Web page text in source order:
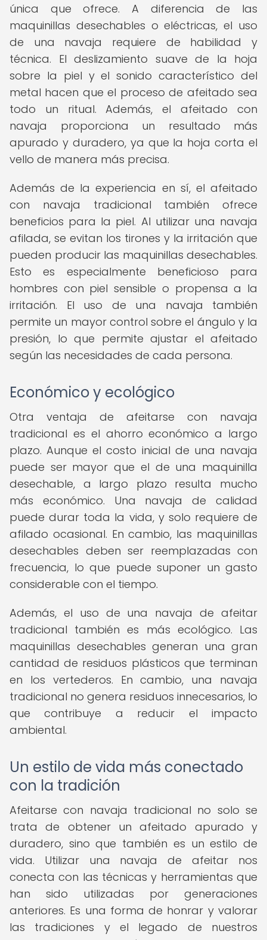
única que ofrece. A diferencia de las
maquinillas desechables o eléctricas, el uso
de una navaja requiere de habilidad y
técnica. El deslizamiento suave de la hoja
sobre la piel y el sonido característico del
metal hacen que el proceso de afeitado sea
todo un ritual. Además, el afeitado con
navaja proporciona un resultado más
apurado y duradero, ya que la hoja corta el
vello de manera más precisa.
Además de la experiencia en sí, el afeitado
con navaja tradicional también ofrece
beneficios para la piel. Al utilizar una navaja
afilada, se evitan los tirones y la irritación que
pueden producir las maquinillas desechables.
Esto es especialmente beneficioso para
hombres con piel sensible o propensa a la
irritación. El uso de una navaja también
permite un mayor control sobre el ángulo y la
presión, lo que permite ajustar el afeitado
según las necesidades de cada persona.
Económico y ecológico
Otra ventaja de afeitarse con navaja
tradicional es el ahorro económico a largo
plazo. Aunque el costo inicial de una navaja
puede ser mayor que el de una maquinilla
desechable, a largo plazo resulta mucho
más económico. Una navaja de calidad
puede durar toda la vida, y solo requiere de
afilado ocasional. En cambio, las maquinillas
desechables deben ser reemplazadas con
frecuencia, lo que puede suponer un gasto
considerable con el tiempo.
Además, el uso de una navaja de afeitar
tradicional también es más ecológico. Las
maquinillas desechables generan una gran
cantidad de residuos plásticos que terminan
en los vertederos. En cambio, una navaja
tradicional no genera residuos innecesarios, lo
que contribuye a reducir el impacto
ambiental.
Un estilo de vida más conectado
con la tradición
Afeitarse con navaja tradicional no solo se
trata de obtener un afeitado apurado y
duradero, sino que también es un estilo de
vida. Utilizar una navaja de afeitar nos
conecta con las técnicas y herramientas que
han sido utilizadas por generaciones
anteriores. Es una forma de honrar y valorar
las tradiciones y el legado de nuestros